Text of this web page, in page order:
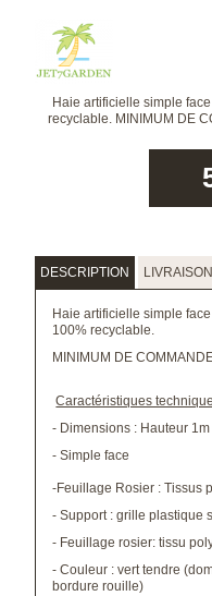
Haie artificielle simple
recyclable. MINIMUM DE
DESCRIPTION
Haie artificielle simple
100% recyclable.
MINIMUM DE
Caractéristiques
- Dimensions : Hauteur
- Simple face
-Feuillage Rosier : Tissus
- Support : grille plastique
- Feuillage rosier: tissu
- Couleur : vert tendre
bordure rouille)